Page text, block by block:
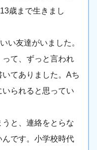
歳まで生きまし
い友達がいました。
って、ずっと言われ
てありました。Aち
られると思ってい
と、連絡をとらな
んです。小学校時代